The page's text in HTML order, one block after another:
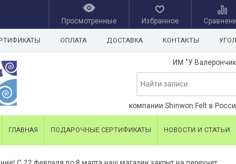
Просмотренные Избранное
ОПЛАТА ДОСТАВКА КОНТАКТЫ
ИМ "У
компании Shinwon Felt в
ГЛАВНАЯ ПОДАРОЧНЫЕ СЕРТИФИКАТЫ НОВОСТИ И СТАТЬИ